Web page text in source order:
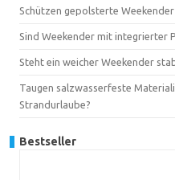
Schützen gepolsterte
Sind Weekender mit integrierter
Steht ein weicher Weekender
Taugen salzwasserfeste
Strandurlaube?
Bestseller